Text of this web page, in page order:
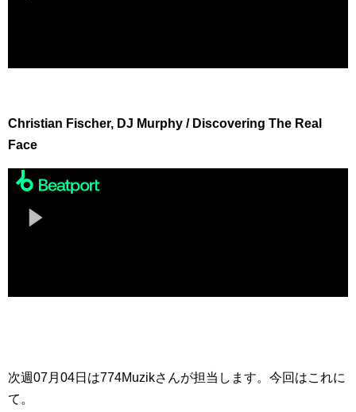
Christian Fischer, DJ Murphy / Discovering The Real
Face
次週07月04日は774Muzikさんが担当します。今回はこれに
て。